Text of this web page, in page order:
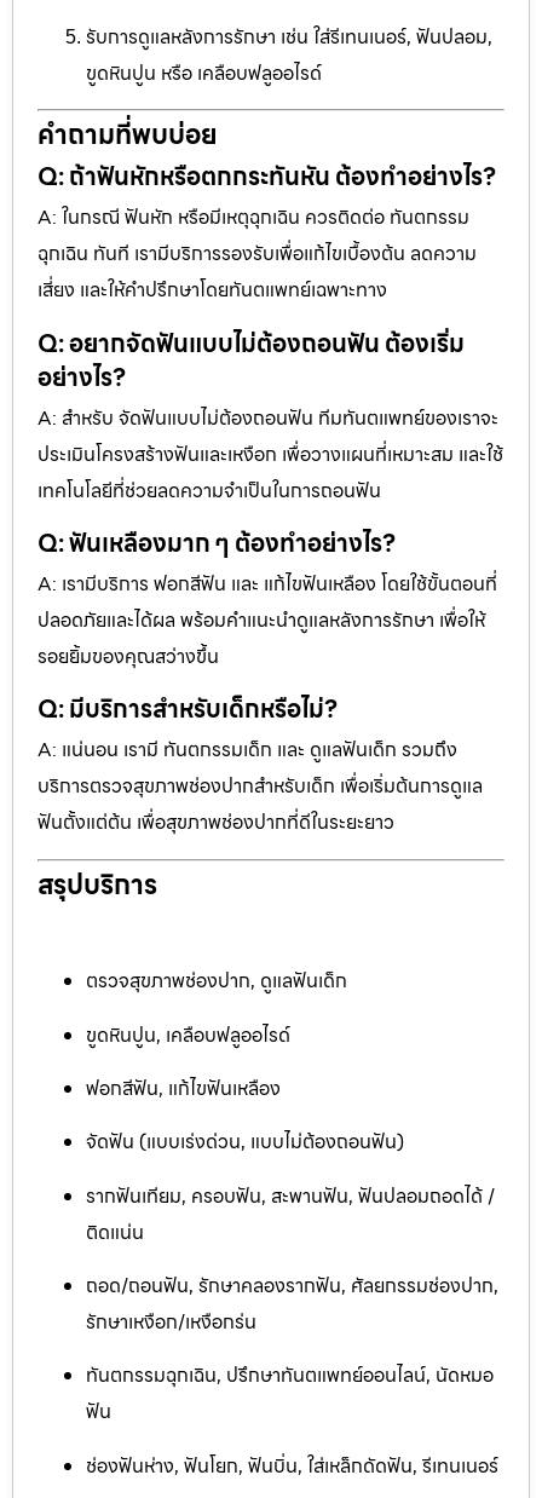
รับการดูแลหลังการรักษา เช่น ใส่รีเทนเนอร์, ฟันปลอม,
ขูดหินปูน หรือ เคลือบฟลูออไรด์
คำถามที่พบบ่อย
Q: ถ้าฟันหักหรือตกกระทันหัน ต้องทำอย่างไร?
A: ในกรณี ฟันหัก หรือมีเหตุฉุกเฉิน ควรติดต่อ ทันตกรรม
ฉุกเฉิน ทันที เรามีบริการรองรับเพื่อแก้ไขเบื้องต้น ลดความ
เสี่ยง และให้คำปรึกษาโดยทันตแพทย์เฉพาะทาง
Q: อยากจัดฟันแบบไม่ต้องถอนฟัน ต้องเริ่ม
อย่างไร?
A: สำหรับ จัดฟันแบบไม่ต้องถอนฟัน ทีมทันตแพทย์ของเราจะ
ประเมินโครงสร้างฟันและเหงือก เพื่อวางแผนที่เหมาะสม และใช้
เทคโนโลยีที่ช่วยลดความจำเป็นในการถอนฟัน
Q: ฟันเหลืองมาก ๆ ต้องทำอย่างไร?
A: เรามีบริการ ฟอกสีฟัน และ แก้ไขฟันเหลือง โดยใช้ขั้นตอนที่
ปลอดภัยและได้ผล พร้อมคำแนะนำดูแลหลังการรักษา เพื่อให้
รอยยิ้มของคุณสว่างขึ้น
Q: มีบริการสำหรับเด็กหรือไม่?
A: แน่นอน เรามี ทันตกรรมเด็ก และ ดูแลฟันเด็ก รวมถึง
บริการตรวจสุขภาพช่องปากสำหรับเด็ก เพื่อเริ่มต้นการดูแล
ฟันตั้งแต่ต้น เพื่อสุขภาพช่องปากที่ดีในระยะยาว
สรุปบริการ
ตรวจสุขภาพช่องปาก, ดูแลฟันเด็ก
ขูดหินปูน, เคลือบฟลูออไรด์
ฟอกสีฟัน, แก้ไขฟันเหลือง
จัดฟัน (แบบเร่งด่วน, แบบไม่ต้องถอนฟัน)
รากฟันเทียม, ครอบฟัน, สะพานฟัน, ฟันปลอมถอดได้ /
ติดแน่น
ถอด/ถอนฟัน, รักษาคลองรากฟัน, ศัลยกรรมช่องปาก,
รักษาเหงือก/เหงือกร่น
ทันตกรรมฉุกเฉิน, ปรึกษาทันตแพทย์ออนไลน์, นัดหมอ
ฟัน
ช่องฟันห่าง, ฟันโยก, ฟันบิ่น, ใส่เหล็กดัดฟัน, รีเทนเนอร์